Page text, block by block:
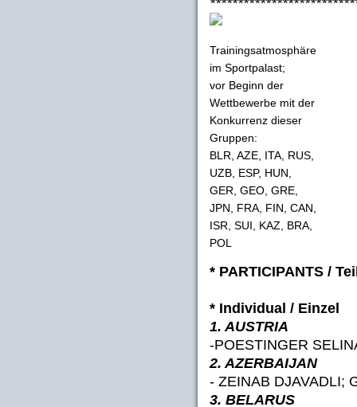
Trainingsatmosphäre
im Sportpalast;
vor Beginn der
Wettbewerbe mit der
Konkurrenz dieser
Gruppen:
BLR, AZE, ITA, RUS,
UZB, ESP, HUN,
GER, GEO, GRE,
JPN, FRA, FIN, CAN,
ISR, SUI, KAZ, BRA,
POL
* PARTICIPANTS /
* Individual / Einzel
1. AUSTRIA
-POESTINGER
2. AZERBAIJAN
- ZEINAB DJAVADLI;
3. BELARUS